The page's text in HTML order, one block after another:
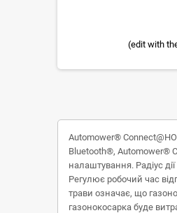
(edit with
Automower®
Bluetooth®, Automower®
налаштування. Радіус
Регулює робочий час
трави означає, що
газонокосарка буде